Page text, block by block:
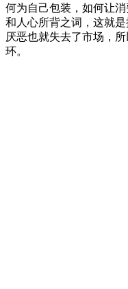
何为自己包装，如何让
和人心所背之词，这就
厌恶也就失去了市场，
环。